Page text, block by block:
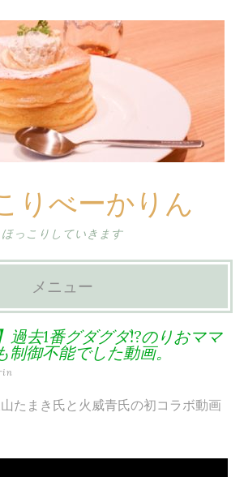
りべーかりん
ほっこりしていきます
メニュー
過去1番グダグダ!?のりおママ
制御不能でした動画。
たまき氏と火威青氏の初コラボ動画